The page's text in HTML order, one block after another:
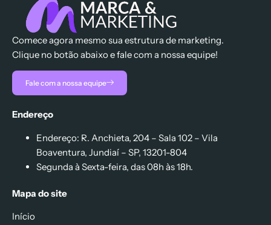
Comece agora mesmo sua estrutura de marketing.
Clique no botão abaixo e fale com a nossa equipe!
Fale com a nossa equipe
Endereço
Endereço: R. Anchieta, 204 – Sala 102 – Vila
Boaventura, Jundiaí – SP, 13201-804
Segunda à Sexta-feira, das 08h às 18h.
Mapa do site
Início